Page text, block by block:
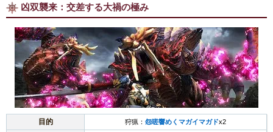
凶双襲来：交差する大禍の極み
目的 狩猟： 怨嗟響めくマガイマガドx2